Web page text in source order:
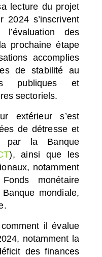
lecture du projet
2024 s’inscrivent
des
prochaine étape
accomplies
de stabilité au
publiques et
sectoriels.
extérieur s’est
de détresse et
par la Banque
), ainsi que les
notamment
monétaire
mondiale,
il évalue
notamment la
des finances